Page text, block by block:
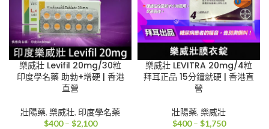
樂威壯 Levifil 20mg/30粒
印度學名藥 助勃+增硬 | 香港
直營
壯陽藥, 樂威壯, 印度學名藥
$400 – $2,100價
樂威壯 LEVITRA 20mg/4粒
拜耳正品 15分鐘就硬 | 香港直
營
壯陽藥, 樂威壯
$400 – $1,750價